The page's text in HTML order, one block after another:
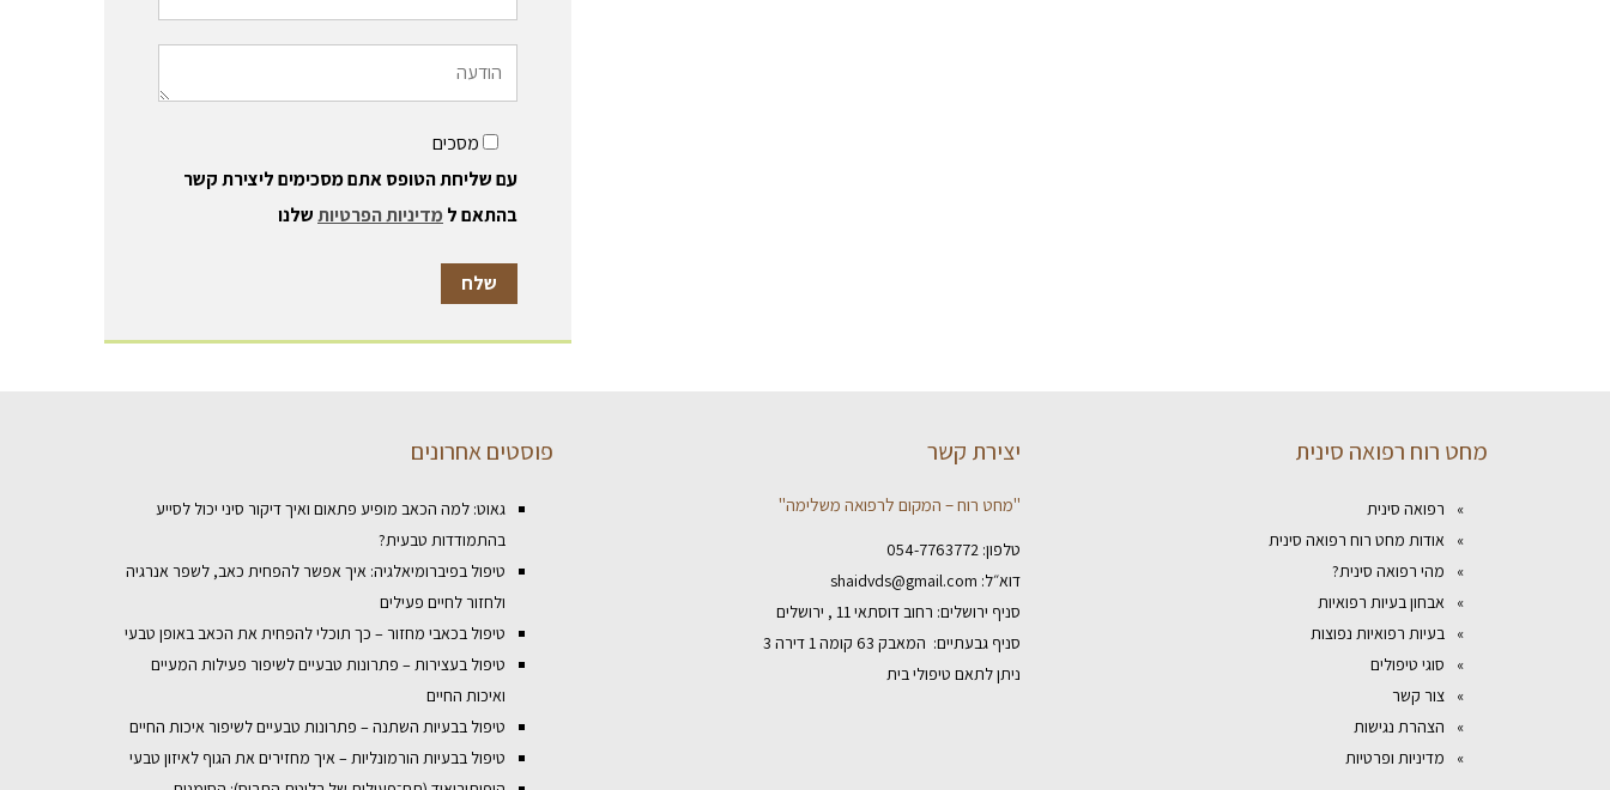
מסכים
עם שליחת הטופס אתם מסכימים ליצירת קשר
בהתאם ל מדיניות הפרטיותשלנו
מחט רוח רפואה סינית
רפואה סינית
אודות מחט רוח רפואה סינית
מהי רפואה סינית?
אבחון בעיות רפואיות
בעיות רפואיות נפוצות
סוגי טיפולים
צור קשר
הצהרת נגישות
מדיניות ופרטיות
יצירת קשר
"מחט רוח – המקום לרפואה משלימה"
טלפון: 054-7763772
דוא״ל: shaidvds@gmail.com
סניף ירושלים: רחוב דוסתאי 11 , ירושלים
סניף גבעתיים: המאבק 63 קומה 1 דירה 3
ניתן לתאם טיפולי בית
פוסטים אחרונים
גאוט: למה הכאב מופיע פתאום ואיך דיקור סיני יכול לסייע
בהתמודדות טבעית?
טיפול בפיברומיאלגיה: איך אפשר להפחית כאב, לשפר אנרגיה
ולחזור לחיים פעילים
טיפול בכאבי מחזור – כך תוכלי להפחית את הכאב באופן טבעי
טיפול בעצירות – פתרונות טבעיים לשיפור פעילות המעיים
ואיכות החיים
טיפול בבעיות השתנה – פתרונות טבעיים לשיפור איכות החיים
טיפול בבעיות הורמונליות – איך מחזירים את הגוף לאיזון טבעי